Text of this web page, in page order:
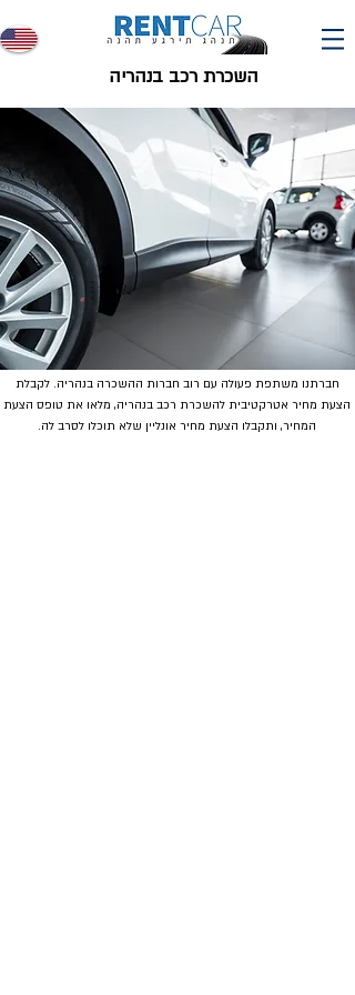
השכרת רכב בנהריה
חברתנו משתפת פעולה עם רוב חברות ההשכרה בנהריה. לקבלת
הצעת מחיר אטרקטיבית להשכרת רכב בנהריה, מלאו את טופס הצעת
המחיר, ותקבלו הצעת מחיר אונליין שלא תוכלו לסרב לה.